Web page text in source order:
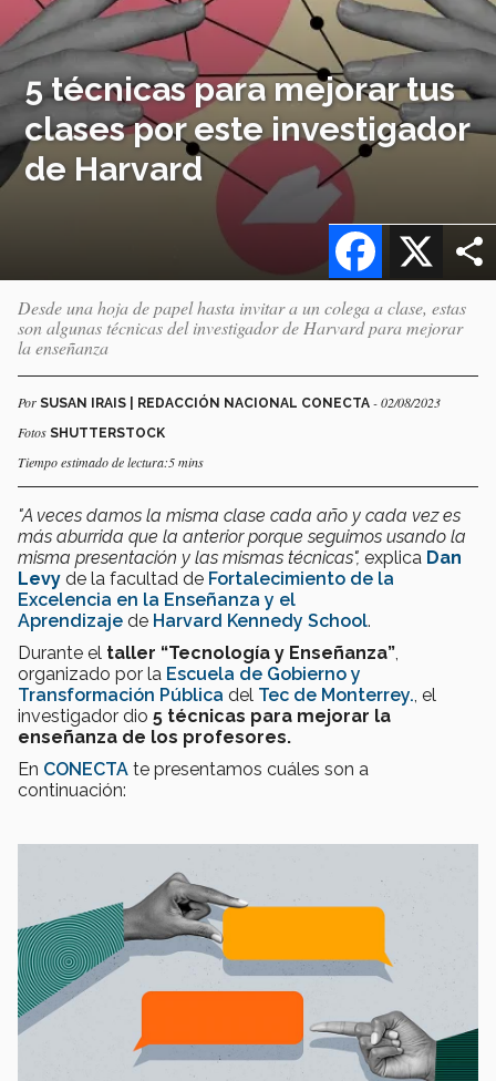
5 técnicas para mejorar tus
clases por este investigador
de Harvard
X
Facebook
Desde una hoja de papel hasta invitar a un colega a clase, estas
son algunas técnicas del investigador de Harvard para mejorar
la enseñanza
Por SUSAN IRAIS | REDACCIÓN NACIONAL CONECTA - 02/08/2023
Fotos SHUTTERSTOCK
Tiempo estimado de lectura:5 mins
"A veces damos la misma clase cada año y cada vez es
más aburrida que la anterior porque seguimos usando la
misma presentación y las mismas técnicas", explica Dan
Levy de la facultad de Fortalecimiento de la
Excelencia en la Enseñanza y el
Aprendizaje de Harvard Kennedy School.
Durante el taller “Tecnología y Enseñanza”
organizado por la Escuela de Gobierno y
Transformación Pública del Tec de Monterrey. , el
investigador dio 5 técnicas para mejorar la
enseñanza de los profesores.
En CONECTA te presentamos cuáles son a
continuación: